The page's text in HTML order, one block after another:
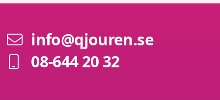
info@qjouren.se
08-644 20 32